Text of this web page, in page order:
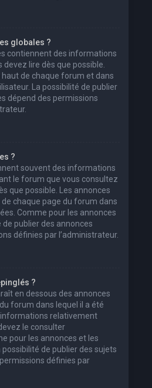
globales ?
contiennent des informations
lire dès que possible.
haut de chaque forum et dans
La possibilité de publier
dépend des permissions
?
souvent des informations
le forum que vous consultez
que possible. Les annonces
chaque page du forum dans
Comme pour les annonces
de publier des annonces
définies par l’administrateur.
?
en dessous des annonces
forum dans lequel il a été
relativement
le consulter
pour les annonces et les
de publier des sujets
définies par